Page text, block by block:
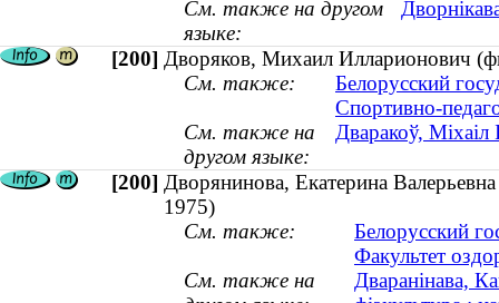
См. также на другом
языке:
[200] Дворяков, Михаил Илларионович
См. также:
Белорусский
Спортивно-
См. также на
другом языке:
Дваракоў, Міхаіл
[200] Дворянинова, Екатерина
1975)
См. также:
Белорусский
Факультет
См. также на
Дваранінава,